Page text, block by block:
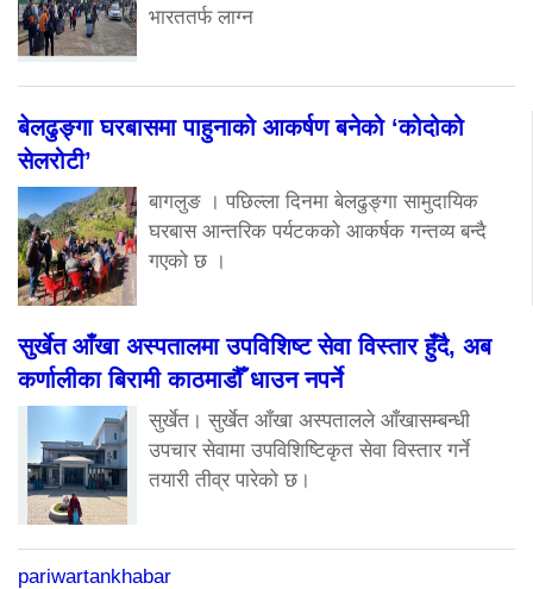
भारततर्फ लाग्न
बेलढुङ्गा घरबासमा पाहुनाको आकर्षण बनेको ‘कोदोको
सेलरोटी’
बागलुङ । पछिल्ला दिनमा बेलढुङ्गा सामुदायिक
घरबास आन्तरिक पर्यटकको आकर्षक गन्तव्य बन्दै
गएको छ ।
सुर्खेत आँखा अस्पतालमा उपविशिष्ट सेवा विस्तार हुँदै, अब
कर्णालीका बिरामी काठमाडौँ धाउन नपर्ने
सुर्खेत। सुर्खेत आँखा अस्पतालले आँखासम्बन्धी
उपचार सेवामा उपविशिष्टिकृत सेवा विस्तार गर्ने
तयारी तीव्र पारेको छ।
pariwartankhabar